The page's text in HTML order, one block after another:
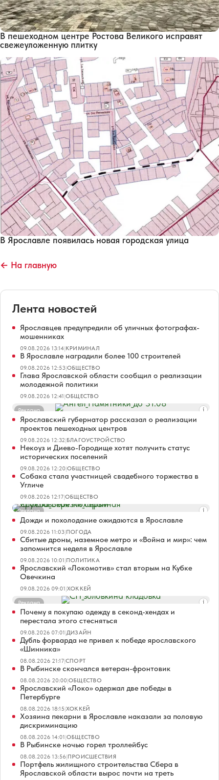
В пешеходном центре Ростова Великого исправят
свежеуложенную плитку
В Ярославле появилась новая городская улица
← На главную
Лента новостей
Ярославцев предупредили об уличных фотографах-
мошенниках
09.08.2026 13:14|КРИМИНАЛ
В Ярославле наградили более 100 строителей
09.08.2026 12:53|ОБЩЕСТВО
Глава Ярославской области сообщил о реализации
молодежной политики
09.08.2026 12:41|ОБЩЕСТВО
Реклама
Ярославский губернатор рассказал о реализации
проектов пешеходных центров
09.08.2026 12:32|БЛАГОУСТРОЙСТВО
Некоуз и Диево-Городище хотят получить статус
исторических поселений
09.08.2026 12:20|ОБЩЕСТВО
Собака стала участницей свадебного торжества в
Угличе
09.08.2026 12:17|ОБЩЕСТВО
Реклама
Дожди и похолодание ожидаются в Ярославле
09.08.2026 11:03|ПОГОДА
Сбитые дроны, наземное метро и «Война и мир»: чем
запомнится неделя в Ярославле
09.08.2026 10:01|ПОЛИТИКА
Ярославский «Локомотив» стал вторым на Кубке
Овечкина
09.08.2026 09:01|ХОККЕЙ
Реклама
Почему я покупаю одежду в секонд-хендах и
перестала этого стесняться
09.08.2026 07:01|ДИЗАЙН
Дубль форварда не привел к победе ярославского
«Шинника»
08.08.2026 21:17|СПОРТ
В Рыбинске скончался ветеран-фронтовик
08.08.2026 20:00|ОБЩЕСТВО
Ярославский «Локо» одержал две победы в
Петербурге
08.08.2026 18:15|ХОККЕЙ
Хозяина пекарни в Ярославле наказали за половую
дискриминацию
08.08.2026 14:01|ОБЩЕСТВО
В Рыбинске ночью горел троллейбус
08.08.2026 13:56|ПРОИСШЕСТВИЯ
Портфель жилищного строительства Сбера в
Ярославской области вырос почти на треть